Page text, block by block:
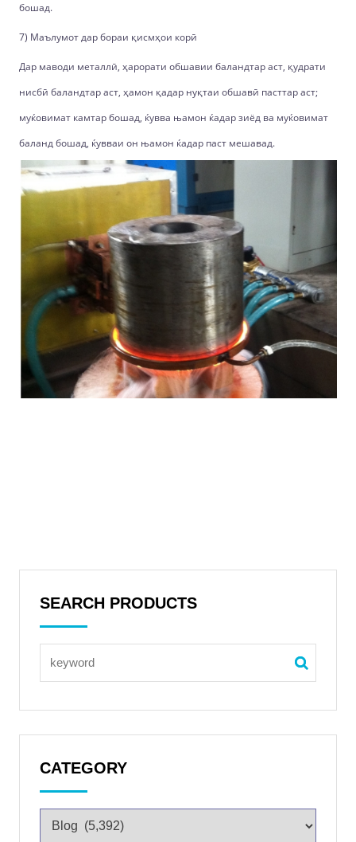
бошад.
7) Маълумот дар бораи қисмҳои корӣ
Дар маводи металлӣ, ҳарорати обшавии баландтар аст, қудрати
нисбӣ баландтар аст, ҳамон қадар нуқтаи обшавӣ пасттар аст;
муќовимат камтар бошад, ќувва њамон ќадар зиёд ва муќовимат
баланд бошад, ќувваи он њамон ќадар паст мешавад.
SEARCH PRODUCTS
CATEGORY